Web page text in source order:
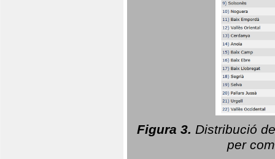
Figura 3. Distribució
per